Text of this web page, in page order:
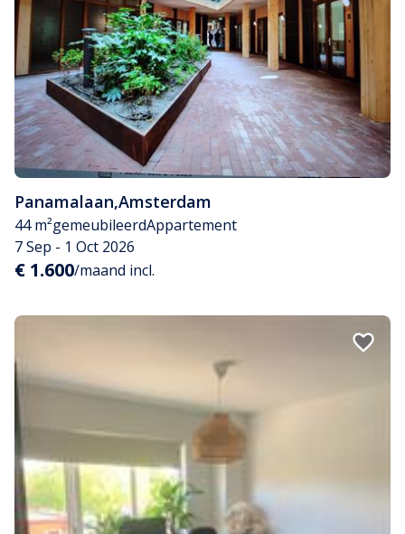
Panamalaan,Amsterdam
44 m²gemeubileerdAppartement
7 Sep - 1 Oct 2026
€ 1.600/maand incl.